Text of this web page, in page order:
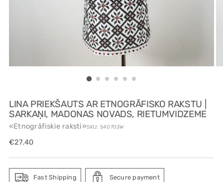
LINA PRIEKŠAUTS AR ETNOGRĀFISKO RAKSTU |
SARKAŅI, MADONAS NOVADS, RIETUMVIDZEME
«Etnogrāfiskie raksti»SKU: 540703W
Regular
€27.40
Fast Shipping Secure payment